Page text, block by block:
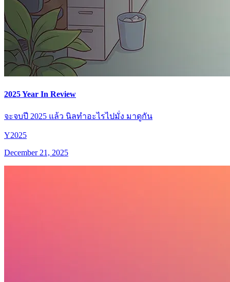
2025 Year In Review
จะจบปี 2025 แล้ว นิลทำอะไรไปมั่ง มาดูกัน
Y2025
December 21, 2025